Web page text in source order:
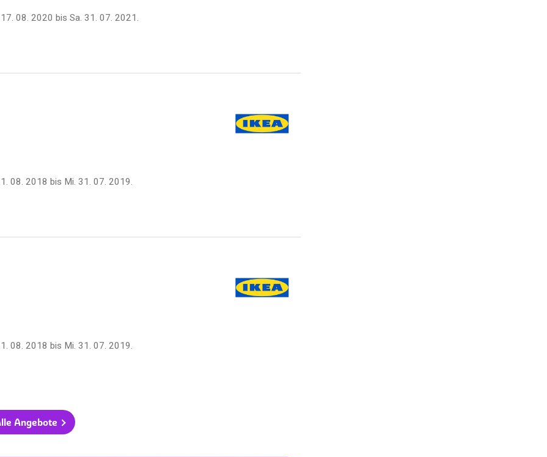
08. 2020 bis Sa. 31. 07. 2021 .
08. 2018 bis Mi. 31. 07. 2019.
08. 2018 bis Mi. 31. 07. 2019.
Angebote